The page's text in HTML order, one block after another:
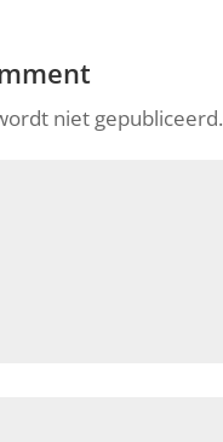
niet gepubliceerd.